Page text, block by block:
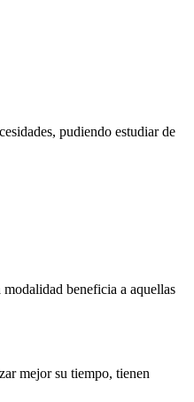
pudiendo estudiar de
beneficia a aquellas
mejor su tiempo, tienen